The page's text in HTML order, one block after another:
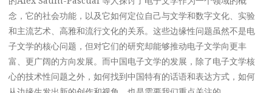
念，它的社会功能，以及它如何定位自己与文学和数字文化、实验
和主流艺术、高雅和流行文化的关系。这些边缘性问题虽然不是电
子文学的核心问题，但对它们的研究却能够推动电子文学向更丰
富、更广阔的方向发展。而中国电子文学的发展，除了电子文学核
心的技术性问题之外，如何找到中国特有的话语和表达方式，如何